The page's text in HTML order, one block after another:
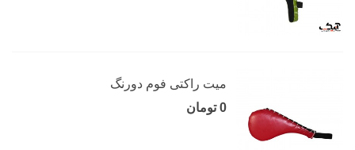
میت راکتی فوم دورنگ
0 تومان